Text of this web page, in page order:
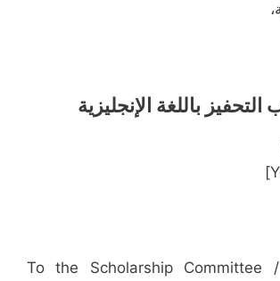
باللغة الإنجليزية
To the Scholarship Committee